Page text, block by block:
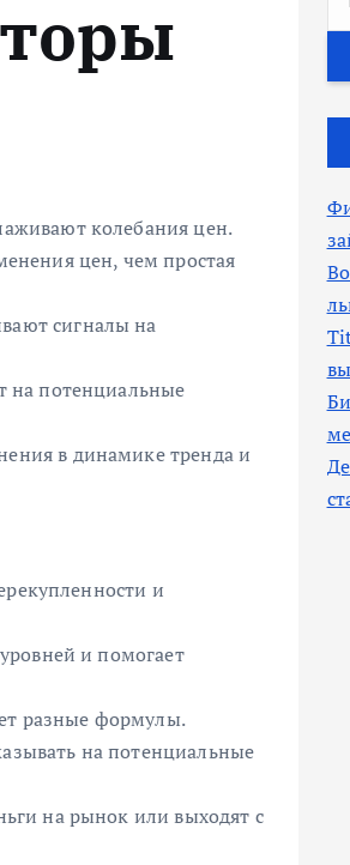
колебания цен.
цен, чем простая
сигналы на
на потенциальные
в динамике тренда и
и
и помогает
разные формулы.
на потенциальные
на рынок или выходят с
т
и